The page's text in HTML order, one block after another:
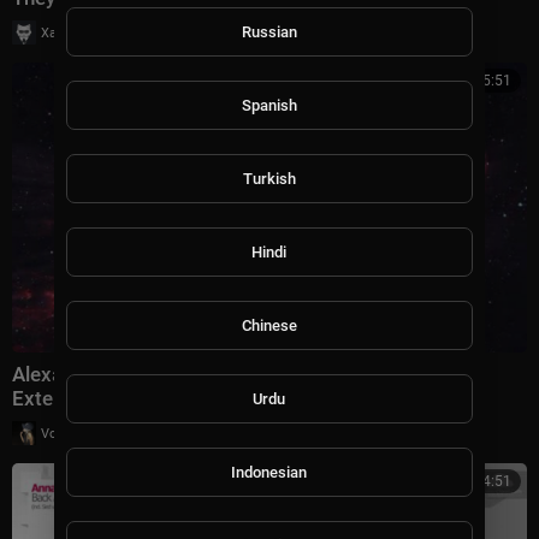
Хаус Рычалкин
5:51
Alexander Popov & Natalie Gioia - Dreamtime (D72
Extended Remix)
Voltron Pinterest
4:51
Russian
Spanish
Turkish
Hindi
Chinese
Urdu
Indonesian